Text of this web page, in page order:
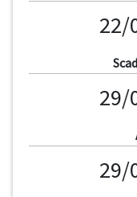
22/
29/
29/